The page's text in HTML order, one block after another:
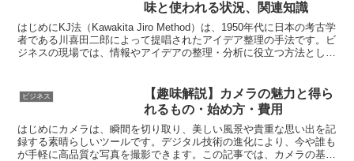
味と使われる状況、関連知識
はじめにKJ法（Kawakita Jiro Method）は、1950年代に日本の考古学
者である川喜田二郎によって提唱されたアイデア整理の手法です。ビ
ジネスの現場では、情報やアイデアの整理・分析に役立つ方法として
ビジネス
【趣味解説】カメラの魅力と得ら
れるもの・始め方・費用
はじめにカメラは、瞬間を切り取り、美しい風景や貴重な思い出を記
録する素晴らしいツールです。デジタル技術の進化により、今や誰も
が手軽に高品質な写真を撮影できます。この記事では、カメラの基本